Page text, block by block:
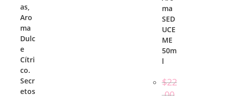
as,
Aro
ma
Dulc
e
Cítri
co.
Secr
etos
ma
SED
UCE
ME
50m
l
$22